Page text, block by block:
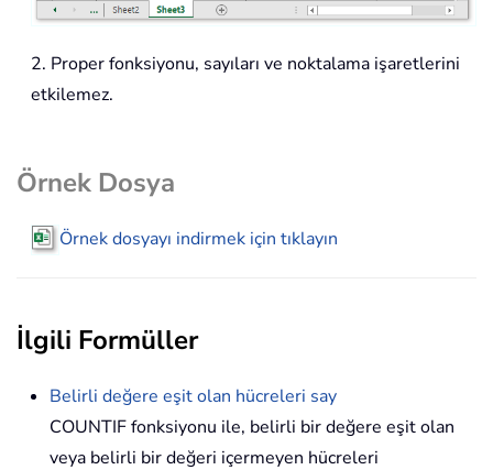
2. Proper fonksiyonu, sayıları ve noktalama işaretlerini
etkilemez.
Örnek Dosya
Örnek dosyayı indirmek için tıklayın
İlgili Formüller
Belirli değere eşit olan hücreleri say
COUNTIF fonksiyonu ile, belirli bir değere eşit olan
veya belirli bir değeri içermeyen hücreleri